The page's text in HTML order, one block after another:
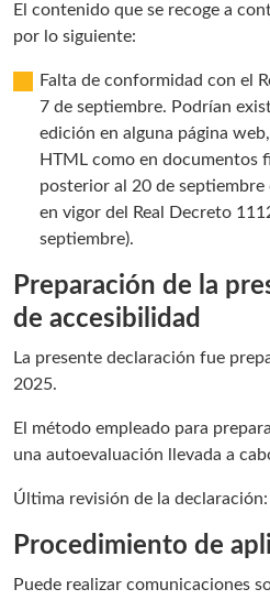
El contenido que se recoge a
por lo siguiente:
Falta de conformidad con el
7 de septiembre. Podrían
edición en alguna página
HTML como en documentos
posterior al 20 de
en vigor del Real Decreto
septiembre).
Preparación de la
de accesibilidad
La presente declaración fue
2025.
El método empleado para
una autoevaluación llevada a
Última revisión de la
Procedimiento de
Puede realizar comunicaciones